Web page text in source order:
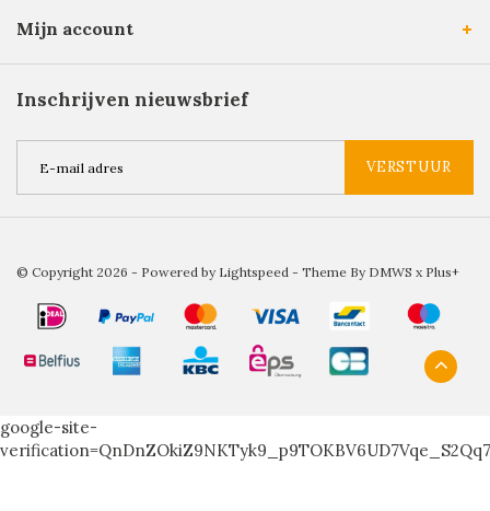
Mijn account
Inschrijven nieuwsbrief
VERSTUUR
© Copyright 2026 - Powered by Lightspeed - Theme By DMWS x Plus+
google-site-